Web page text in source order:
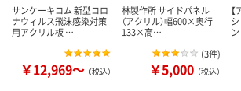
サンケーキコム 新型コロ
ナウィルス飛沫感染対策
用アクリル板 …
￥12,969～ （税込）
林製作所 サイドパネル
（アクリル）幅600×奥行
133×高…
(3件)
￥5,000 （税込）